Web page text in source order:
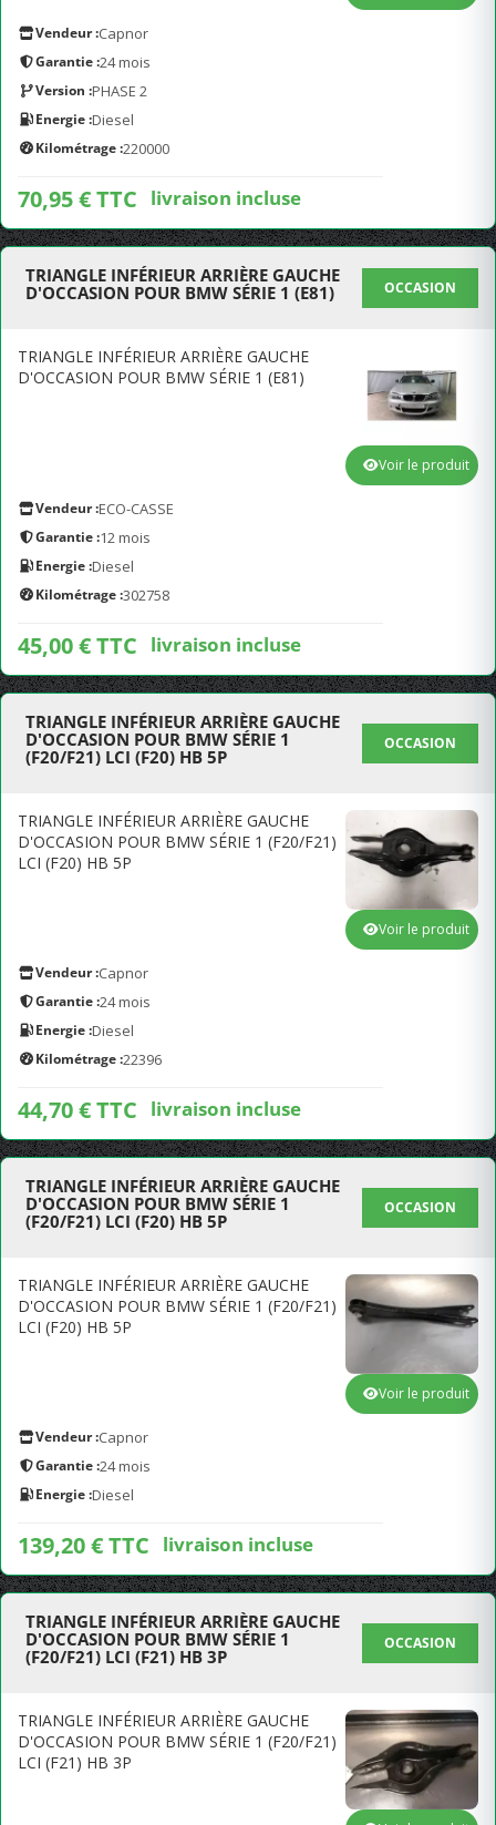
Vendeur :Capnor
Garantie :24 mois
Version :PHASE 2
Energie :Diesel
Kilométrage :220000
70,95 € TTC livraison incluse
TRIANGLE INFÉRIEUR ARRIÈRE GAUCHE
D'OCCASION POUR BMW SÉRIE 1 (E81)
OCCASION
TRIANGLE INFÉRIEUR ARRIÈRE GAUCHE
D'OCCASION POUR BMW SÉRIE 1 (E81)
Vendeur :ECO-CASSE
Garantie :12 mois
Energie :Diesel
Kilométrage :302758
45,00 € TTC livraison incluse
Voir le produit
TRIANGLE INFÉRIEUR ARRIÈRE GAUCHE
D'OCCASION POUR BMW SÉRIE 1
(F20/F21) LCI (F20) HB 5P
OCCASION
TRIANGLE INFÉRIEUR ARRIÈRE GAUCHE
D'OCCASION POUR BMW SÉRIE 1 (F20/F21)
LCI (F20) HB 5P
Vendeur :Capnor
Garantie :24 mois
Energie :Diesel
Kilométrage :22396
44,70 € TTC livraison incluse
Voir le produit
TRIANGLE INFÉRIEUR ARRIÈRE GAUCHE
D'OCCASION POUR BMW SÉRIE 1
(F20/F21) LCI (F20) HB 5P
OCCASION
TRIANGLE INFÉRIEUR ARRIÈRE GAUCHE
D'OCCASION POUR BMW SÉRIE 1 (F20/F21)
LCI (F20) HB 5P
Vendeur :Capnor
Garantie :24 mois
Energie :Diesel
139,20 € TTC livraison incluse
Voir le produit
TRIANGLE INFÉRIEUR ARRIÈRE GAUCHE
D'OCCASION POUR BMW SÉRIE 1
(F20/F21) LCI (F21) HB 3P
OCCASION
TRIANGLE INFÉRIEUR ARRIÈRE GAUCHE
D'OCCASION POUR BMW SÉRIE 1 (F20/F21)
LCI (F21) HB 3P